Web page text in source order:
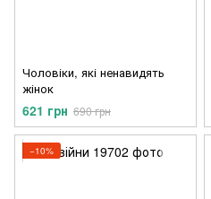
Чоловіки, які ненавидять
жінок
621 грн 690 грн
−10%